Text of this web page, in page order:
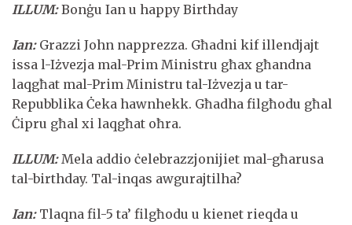
ILLUM:Bonġu Ian u happy Birthday
Ian: Grazzi John napprezza. Għadni kif illendjajt
issa l-Iżvezja mal-Prim Ministru għax għandna
laqgħat mal-Prim Ministru tal-Iżvezja u tar-
Repubblika Ċeka hawnhekk. Għadha filgħodu għal
Ċipru għal xi laqgħat oħra.
ILLUM:Mela addio ċelebrazzjonijiet mal-għarusa
tal-birthday. Tal-inqas awgurajtilha?
Ian:Tlaqna fil-5 ta’ filgħodu u kienet rieqda u